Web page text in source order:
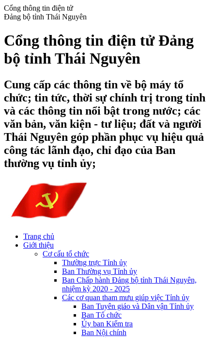
Cổng thông tin điện tử
Đảng bộ tỉnh Thái Nguyên
Cổng thông tin điện tử Đảng
bộ tỉnh Thái Nguyên
Cung cấp các thông tin về bộ máy tổ
chức; tin tức, thời sự chính trị trong tỉnh
và các thông tin nổi bật trong nước; các
văn bản, văn kiện - tư liệu; đất và người
Thái Nguyên góp phần phục vụ hiệu quả
công tác lãnh đạo, chỉ đạo của Ban
thường vụ tỉnh ủy;
Trang chủ
Giới thiệu
Cơ cấu tổ chức
Thường trực Tỉnh ủy
Ban Thường vụ Tỉnh ủy
Ban Chấp hành Đảng bộ tỉnh Thái Nguyên,
nhiệm kỳ 2020 - 2025
Các cơ quan tham mưu giúp việc Tỉnh ủy
Ban Tuyên giáo và Dân vận Tỉnh ủy
Ban Tổ chức
Ủy ban Kiểm tra
Ban Nội chính